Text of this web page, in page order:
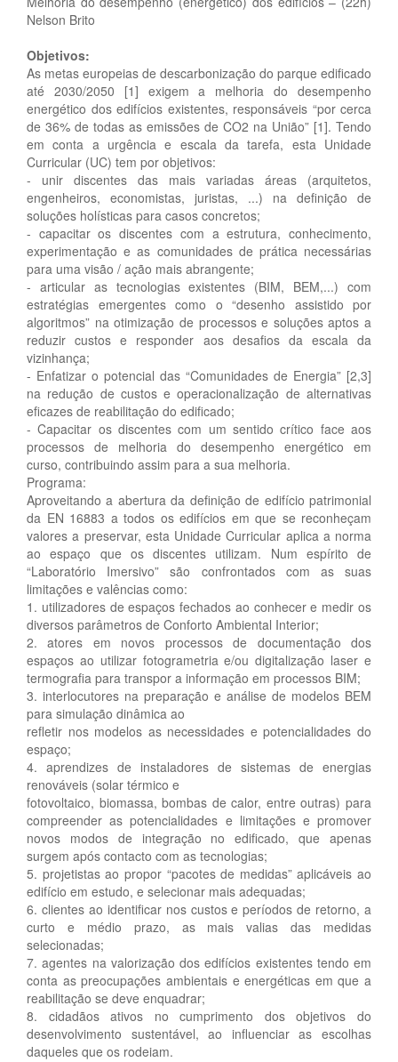
Nelson Brito
Objetivos:
As metas europeias de descarbonização do parque edificado
até 2030/2050 [1] exigem a melhoria do desempenho
energético dos edifícios existentes, responsáveis “por cerca
de 36% de todas as emissões de CO2 na União” [1]. Tendo
em conta a urgência e escala da tarefa, esta Unidade
Curricular (UC) tem por objetivos:
- unir discentes das mais variadas áreas (arquitetos,
engenheiros, economistas, juristas, ...) na definição de
soluções holísticas para casos concretos;
- capacitar os discentes com a estrutura, conhecimento,
experimentação e as comunidades de prática necessárias
para uma visão / ação mais abrangente;
- articular as tecnologias existentes (BIM, BEM,...) com
estratégias emergentes como o “desenho assistido por
algoritmos” na otimização de processos e soluções aptos a
reduzir custos e responder aos desafios da escala da
vizinhança;
- Enfatizar o potencial das “Comunidades de Energia” [2,3]
na redução de custos e operacionalização de alternativas
eficazes de reabilitação do edificado;
- Capacitar os discentes com um sentido crítico face aos
processos de melhoria do desempenho energético em
curso, contribuindo assim para a sua melhoria.
Programa:
Aproveitando a abertura da definição de edifício patrimonial
da EN 16883 a todos os edifícios em que se reconheçam
valores a preservar, esta Unidade Curricular aplica a norma
ao espaço que os discentes utilizam. Num espírito de
“Laboratório Imersivo” são confrontados com as suas
limitações e valências como:
1. utilizadores de espaços fechados ao conhecer e medir os
diversos parâmetros de Conforto Ambiental Interior;
2. atores em novos processos de documentação dos
espaços ao utilizar fotogrametria e/ou digitalização laser e
termografia para transpor a informação em processos BIM;
3. interlocutores na preparação e análise de modelos BEM
para simulação dinâmica ao
refletir nos modelos as necessidades e potencialidades do
espaço;
4. aprendizes de instaladores de sistemas de energias
renováveis (solar térmico e
fotovoltaico, biomassa, bombas de calor, entre outras) para
compreender as potencialidades e limitações e promover
novos modos de integração no edificado, que apenas
surgem após contacto com as tecnologias;
5. projetistas ao propor “pacotes de medidas” aplicáveis ao
edifício em estudo, e selecionar mais adequadas;
6. clientes ao identificar nos custos e períodos de retorno, a
curto e médio prazo, as mais valias das medidas
selecionadas;
7. agentes na valorização dos edifícios existentes tendo em
conta as preocupações ambientais e energéticas em que a
reabilitação se deve enquadrar;
8. cidadãos ativos no cumprimento dos objetivos do
desenvolvimento sustentável, ao influenciar as escolhas
daqueles que os rodeiam.